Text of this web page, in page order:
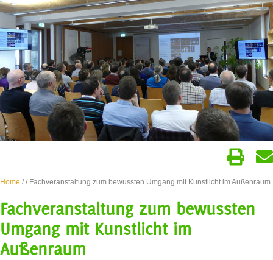
Home // Fachveranstaltung zum bewussten Umgang mit Kunstlicht im Außenraum
Fachveranstaltung zum bewussten
Umgang mit Kunstlicht im
Außenraum